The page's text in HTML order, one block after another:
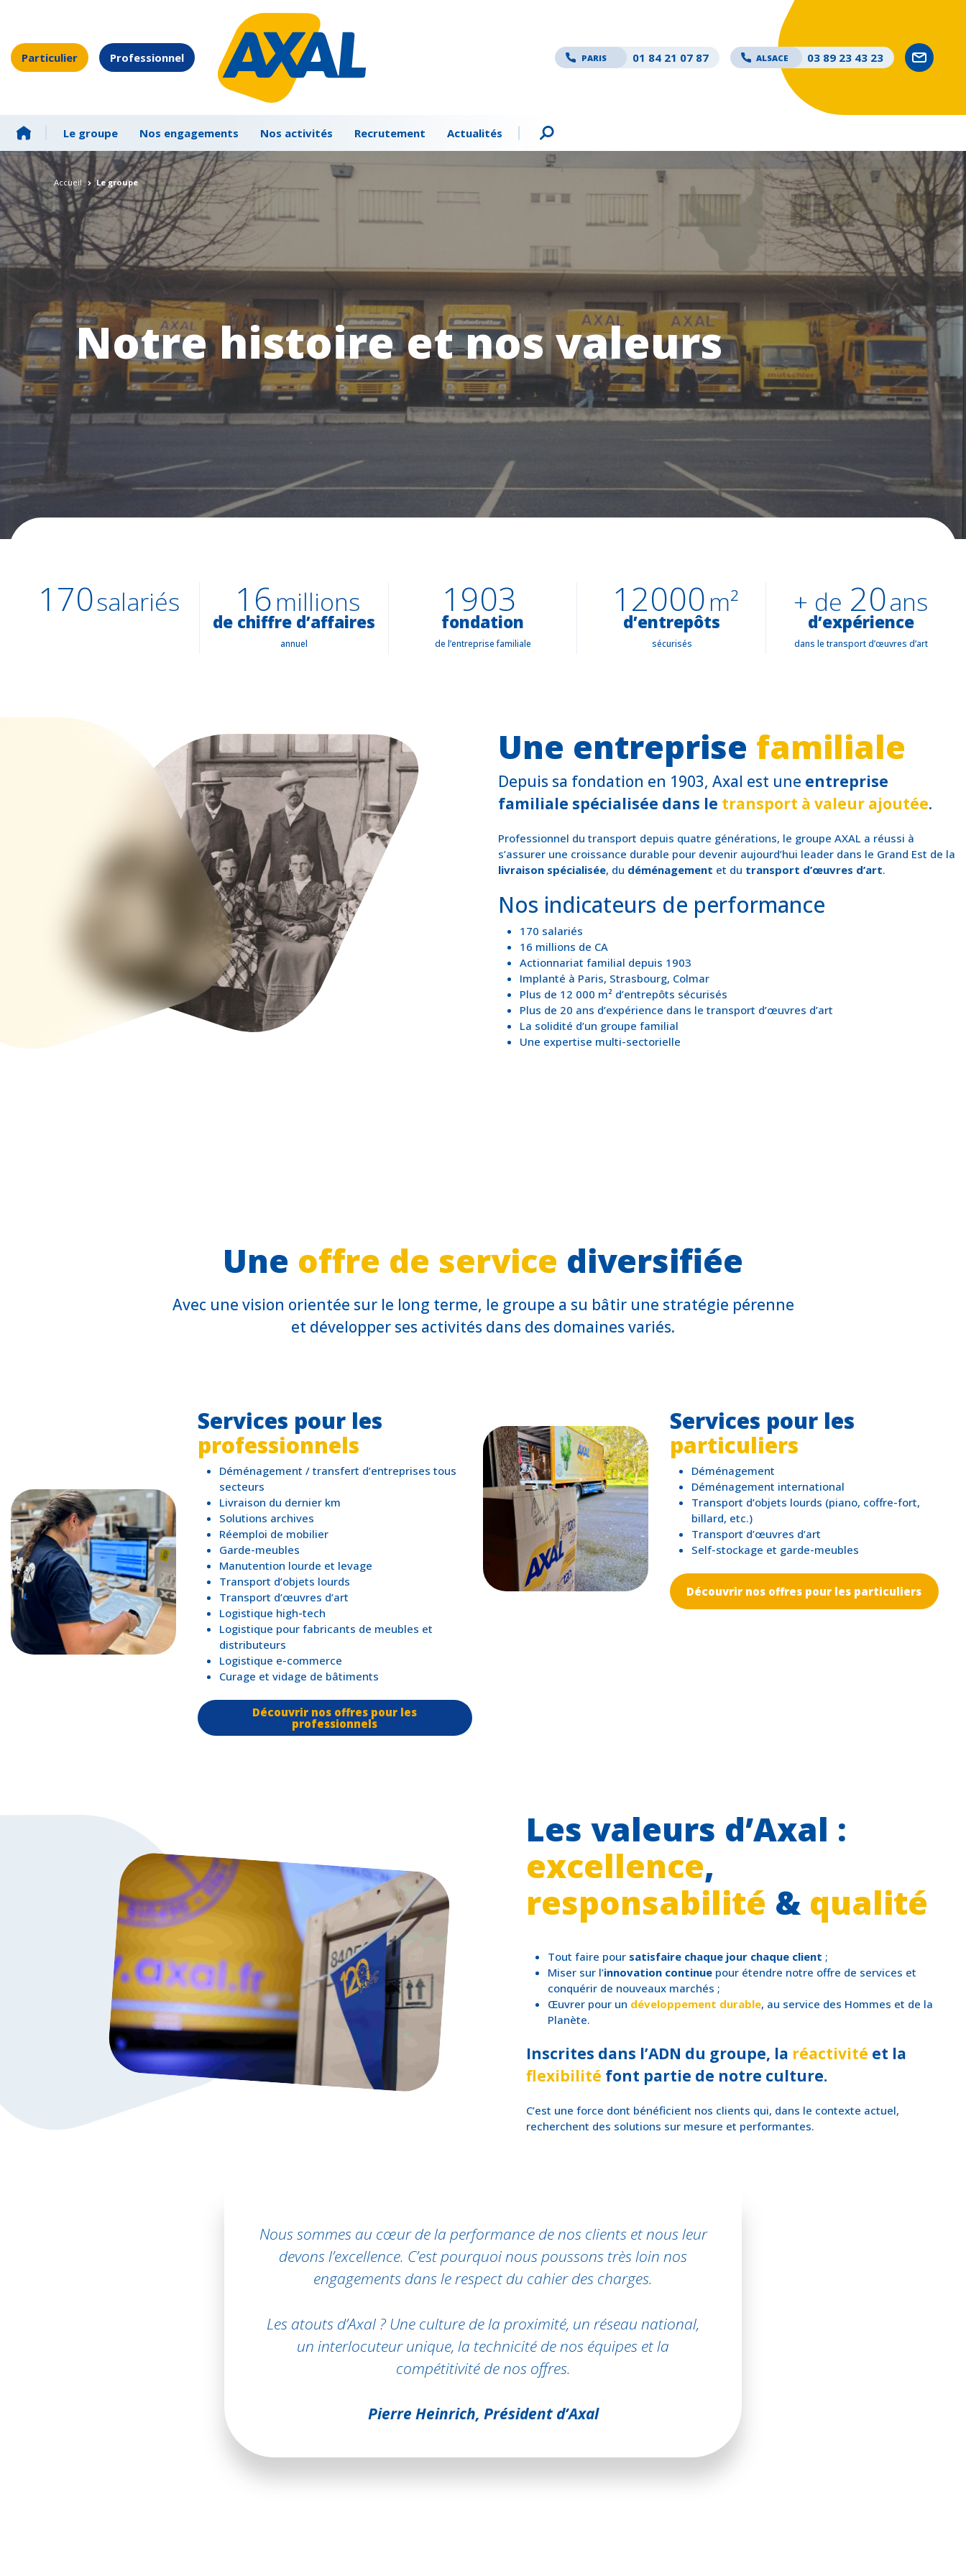
Le groupe Nos engagements Nos activités Recrutement Actualités
Particulier Professionnel PARIS 01 84 21 07 87 ALSACE 03 89 23 43 23
Notre histoire et nos valeurs
Accueil Le groupe
170salariés 16millions
de chiffre d’affaires
annuel
1903
fondation
de l’entreprise familiale
12000m²
d’entrepôts
sécurisés
+ de 20ans
d’expérience
dans le transport d’œuvres d’art
Une entreprise familiale
Depuis sa fondation en 1903, Axal est une entreprise
familiale spécialisée dans le transport à valeur ajoutée.
Professionnel du transport depuis quatre générations, le groupe AXAL a réussi à
s’assurer une croissance durable pour devenir aujourd’hui leader dans le Grand Est de la
livraison spécialisée, du déménagement et du transport d’œuvres d’art.
Nos indicateurs de performance
170 salariés
16 millions de CA
Actionnariat familial depuis 1903
Implanté à Paris, Strasbourg, Colmar
Plus de 12 000 m² d’entrepôts sécurisés
Plus de 20 ans d’expérience dans le transport d’œuvres d’art
La solidité d’un groupe familial
Une expertise multi-sectorielle
Une offre de service diversifiée
Avec une vision orientée sur le long terme, le groupe a su bâtir une stratégie pérenne
et développer ses activités dans des domaines variés.
Services pour les
professionnels
Déménagement / transfert d’entreprises tous
secteurs
Livraison du dernier km
Solutions archives
Réemploi de mobilier
Garde-meubles
Manutention lourde et levage
Transport d’objets lourds
Transport d’œuvres d’art
Logistique high-tech
Logistique pour fabricants de meubles et
distributeurs
Logistique e-commerce
Curage et vidage de bâtiments
Découvrir nos offres pour les
professionnels
Services pour les
particuliers
Déménagement
Déménagement international
Transport d’objets lourds (piano, coffre-fort,
billard, etc.)
Transport d’œuvres d’art
Self-stockage et garde-meubles
Découvrir nos offres pour les particuliers
Les valeurs d’Axal :
excellence,
responsabilité & qualité
Tout faire pour satisfaire chaque jour chaque client ;
Miser sur l’innovation continue pour étendre notre offre de services et
conquérir de nouveaux marchés ;
Œuvrer pour un développement durable, au service des Hommes et de la
Planète.
Inscrites dans l’ADN du groupe, la réactivité et la
flexibilité font partie de notre culture.
C’est une force dont bénéficient nos clients qui, dans le contexte actuel,
recherchent des solutions sur mesure et performantes.
Nous sommes au cœur de la performance de nos clients et nous leur
devons l’excellence. C’est pourquoi nous poussons très loin nos
engagements dans le respect du cahier des charges.
Les atouts d’Axal ? Une culture de la proximité, un réseau national,
un interlocuteur unique, la technicité de nos équipes et la
compétitivité de nos offres.
Pierre Heinrich, Président d’Axal